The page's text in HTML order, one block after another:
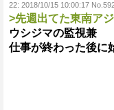
22: 2018/10/15 10:00:17
>先週出てた東南ア
ウシジマの監視兼
仕事が終わった後に